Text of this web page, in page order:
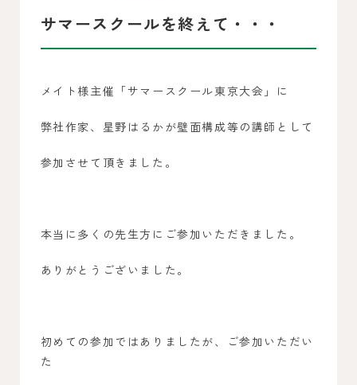
サマースクールを終えて・・・
メイト様主催「サマースクール東京大会」に
弊社作家、星野はるかが壁面構成等の講師として
参加させて頂きました。
本当に多くの先生方にご参加いただきました。
ありがとうございました。
初めての参加ではありましたが、ご参加いただい
た